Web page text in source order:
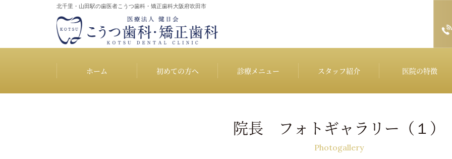
北千里・山田駅の歯医者こうつ歯科・矯正歯科大阪府吹田市
ホーム 初めての方へ 診療メニュー スタッフ紹介 医院の特徴
院長 フォトギャラリー（１）
Photogallery